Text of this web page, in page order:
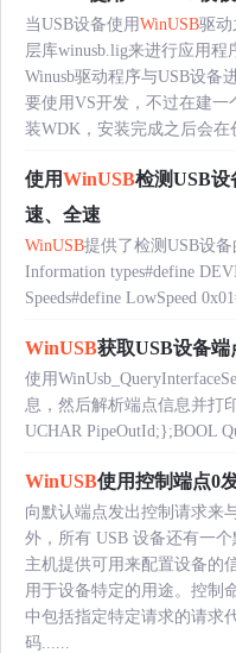
当USB设备使用WinUSB驱动
层库winusb.lig来进行应用
Winusb驱动程序与USB设备
要使用VS开发，不过在建一
装WDK，安装完成之后会在
使用WinUSB检测USB
速、全速
WinUSB提供了检测USB设
Information types#define
Speeds#define LowSpeed
WinUSB获取USB设备端
使用
息，然后解析端点信息并打
UCHAR PipeOutId;};BOOL
WinUSB使用控制端点0
向默认端点发出控制请求来
外，所有 USB 设备还有一
主机提供可用来配置设备的
用于设备特定的用途。控制
中包括指定特定请求的请求
码......